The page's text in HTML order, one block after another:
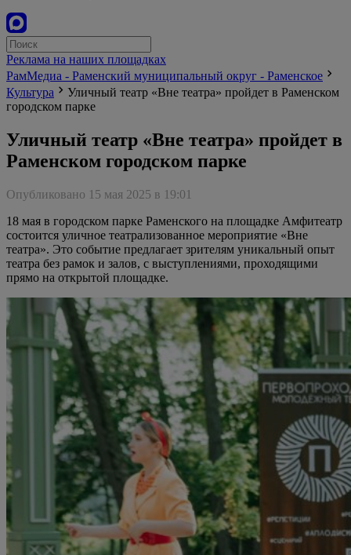
Реклама на наших площадках
РамМедиа - Раменский муниципальный округ - Раменское
Культура
Уличный театр «Вне театра» пройдет в Раменском
городском парке
Уличный театр «Вне театра» пройдет в
Раменском городском парке
Опубликовано 15 мая 2025 в 19:01
18 мая в городском парке Раменского на площадке Амфитеатр
состоится уличное театрализованное мероприятие «Вне
театра». Это событие предлагает зрителям уникальный опыт
театра без рамок и залов, с выступлениями, проходящими
прямо на открытой площадке.